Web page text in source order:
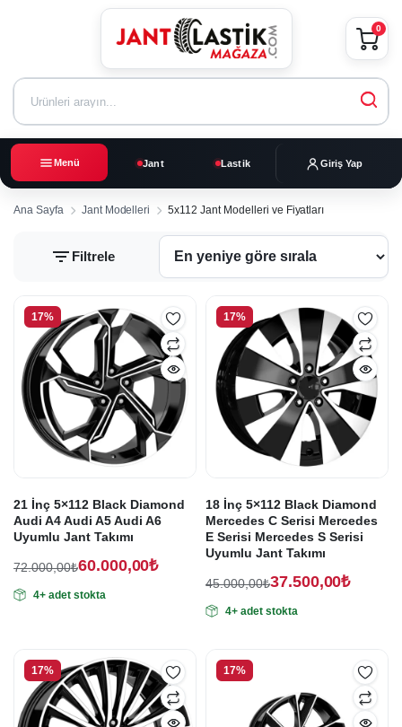
Menü Jant Lastik Giriş Yap
0
Ana Sayfa Jant Modelleri 5x112 Jant Modelleri ve Fiyatları
Filtrele
5x112
Jant
Modelleri
ve
Fiyatları
ürünleri
17%
21 İnç 5×112 Black Diamond
Audi A4 Audi A5 Audi A6
Uyumlu Jant Takımı
72.000,00₺
fiyat:
60.000,00₺
andaki
4+ adet stokta
17%
18 İnç 5×112 Black Diamond
Mercedes C Serisi Mercedes
E Serisi Mercedes S Serisi
Uyumlu Jant Takımı
45.000,00₺
fiyat:
37.500,00₺
andaki
37.500,00₺.
4+ adet stokta
17% 17%